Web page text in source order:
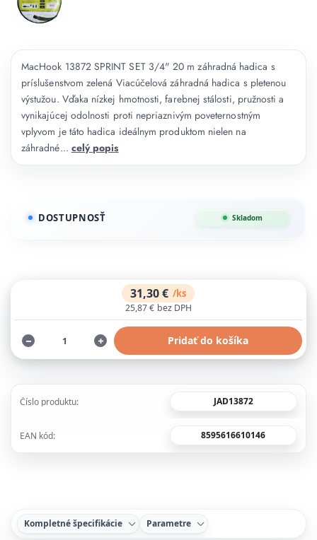
MacHook 13872 SPRINT SET 3/4" 20 m záhradná hadica s
príslušenstvom zelená Viacúčelová záhradná hadica s pletenou
výstužou. Vďaka nízkej hmotnosti, farebnej stálosti, pružnosti a
vynikajúcej odolnosti proti nepriaznivým poveternostným
vplyvom je táto hadica ideálnym produktom nielen na
záhradné... celý popis
DOSTUPNOSŤ Skladom
31,30 € /ks
25,87 € bez DPH
Pridať do košíka
Číslo produktu: JAD13872
EAN kód: 8595616610146
Kompletné špecifikácie Parametre